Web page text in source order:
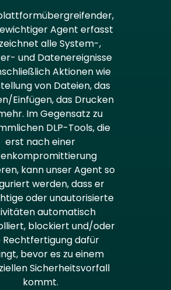
Agent erfasst
alle System-,
und Datenereignisse
Aktionen wie
von Dateien, das
Einfügen, das Drucken
Im Gegensatz zu
DLP-Tools, die
erst nach einer
kann unser Agent so
werden, dass er
oder unautorisierte
automatisch
blockiert und/oder
Rechtfertigung dafür
bevor es zu einem
Sicherheitsvorfall
kommt.